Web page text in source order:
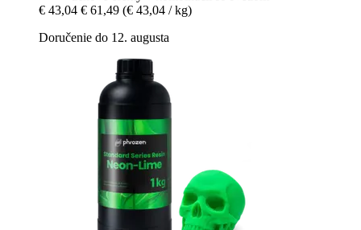
€ 43,04 € 61,49 (€ 43,04 / kg)
Doručenie do 12. augusta